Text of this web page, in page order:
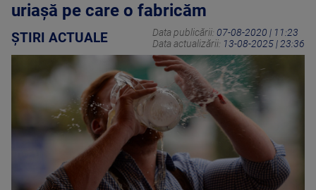
uriașă pe care o fabricăm
ȘTIRI ACTUALE Data publicării: 07-08-2020 | 11:23
Data actualizării: 13-08-2025 | 23:36